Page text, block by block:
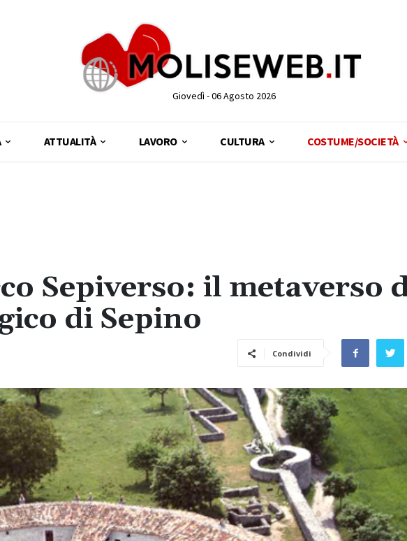
Giovedì - 06 Agosto 2026
ATTUALITÀ LAVORO CULTURA COSTUME/SOCIETÀ
Sepiverso: il metaverso
di Sepino
Condividi